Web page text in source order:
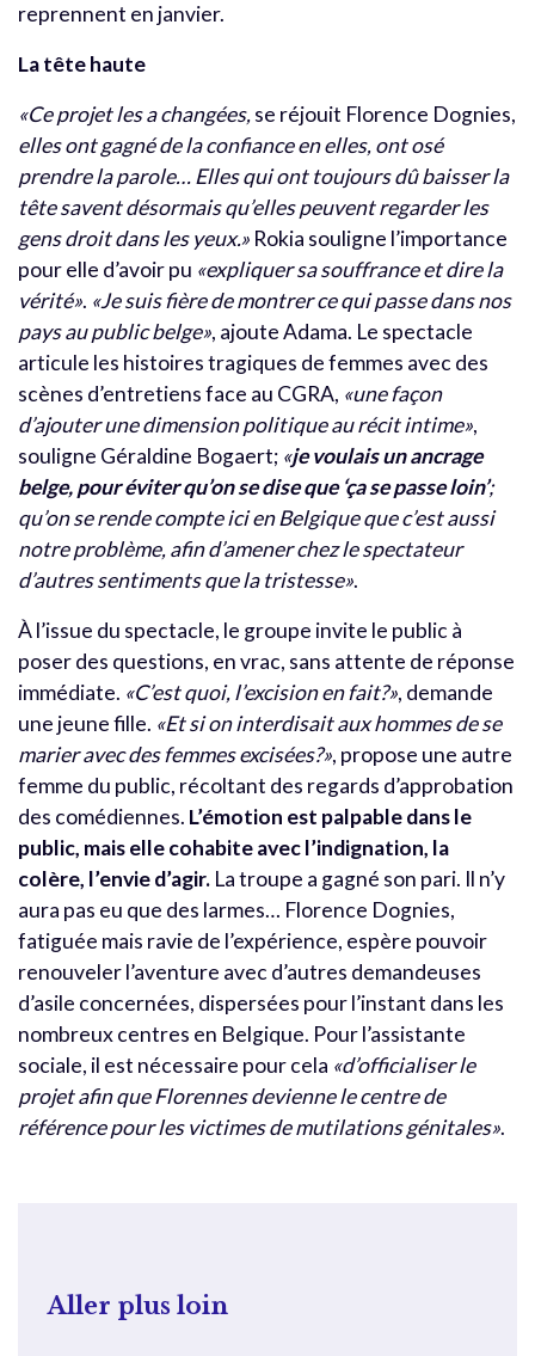
reprennent en janvier.
La tête haute
«Ce projet les a changées,se réjouit Florence Dognies,
elles ont gagné de la confiance en elles, ont osé
prendre la parole… Elles qui ont toujours dû baisser la
tête savent désormais qu’elles peuvent regarder les
gens droit dans les yeux.» Rokia souligne l’importance
pour elle d’avoir pu «expliquer sa souffrance et dire la
vérité». «Je suis fière de montrer ce qui passe dans nos
pays au public belge», ajoute Adama. Le spectacle
articule les histoires tragiques de femmes avec des
scènes d’entretiens face au CGRA, «une façon
d’ajouter une dimension politique au récit intime»,
souligne Géraldine Bogaert; «je voulais un ancrage
belge, pour éviter qu’on se dise que ‘ça se passe loin’;
qu’on se rende compte ici en Belgique que c’est aussi
notre problème, afin d’amener chez le spectateur
d’autres sentiments que la tristesse».
À l’issue du spectacle, le groupe invite le public à
poser des questions, en vrac, sans attente de réponse
immédiate. «C’est quoi, l’excision en fait?», demande
une jeune fille. «Et si on interdisait aux hommes de se
marier avec des femmes excisées?», propose une autre
femme du public, récoltant des regards d’approbation
des comédiennes. L’émotion est palpable dans le
public, mais elle cohabite avec l’indignation, la
colère, l’envie d’agir. La troupe a gagné son pari. Il n’y
aura pas eu que des larmes… Florence Dognies,
fatiguée mais ravie de l’expérience, espère pouvoir
renouveler l’aventure avec d’autres demandeuses
d’asile concernées, dispersées pour l’instant dans les
nombreux centres en Belgique. Pour l’assistante
sociale, il est nécessaire pour cela «d’officialiser le
projet afin que Florennes devienne le centre de
référence pour les victimes de mutilations génitales».
Aller plus loin